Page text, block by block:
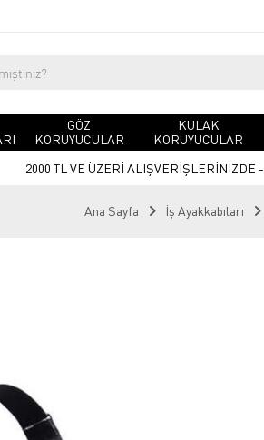
GÖZ
KORUYUCULAR
KULAK
KORUYUCULAR
2000 TL VE ÜZERİ ALIŞVERİŞLERİNİZDE -
Ana Sayfa İş Ayakkabıları